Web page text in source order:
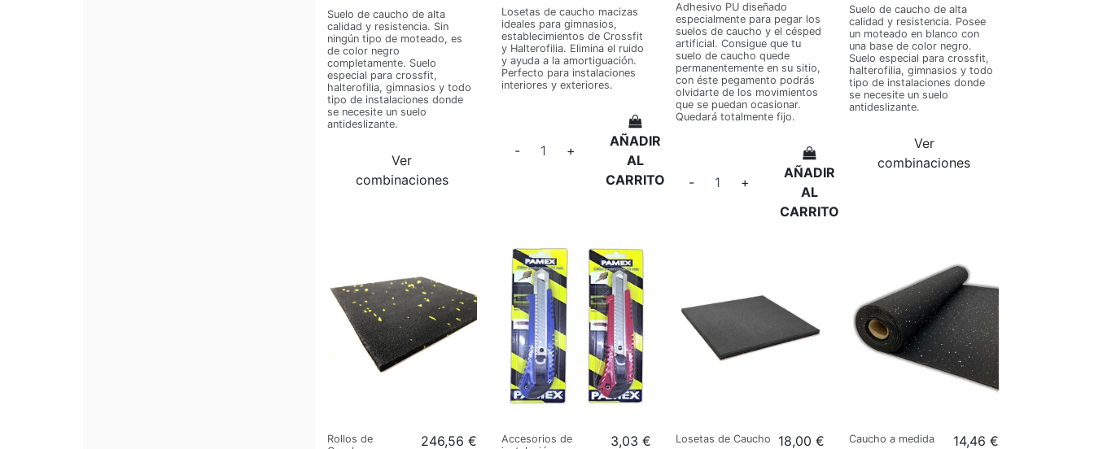
Suelo de caucho de alta
calidad y resistencia. Sin
ningún tipo de moteado, es
de color negro
completamente. Suelo
especial para crossfit,
halterofilia, gimnasios y todo
tipo de instalaciones donde
se necesite un suelo
antideslizante.
Ver
combinaciones
Losetas de caucho macizas
ideales para gimnasios,
establecimientos de Crossfit
y Halterofilia. Elimina el ruido
y ayuda a la amortiguación.
Perfecto para instalaciones
interiores y exteriores.
- +
AÑADIR
AL
CARRITO
Adhesivo PU diseñado
especialmente para pegar los
suelos de caucho y el césped
artificial. Consigue que tu
suelo de caucho quede
permanentemente en su sitio,
con éste pegamento podrás
olvidarte de los movimientos
que se puedan ocasionar.
Quedará totalmente fijo.
- +
AÑADIR
AL
CARRITO
Suelo de caucho de alta
calidad y resistencia. Posee
un moteado en blanco con
una base de color negro.
Suelo especial para crossfit,
halterofilia, gimnasios y todo
tipo de instalaciones donde
se necesite un suelo
antideslizante.
Ver
combinaciones
Rollos de
246,56 €
Accesorios de
3,03 € Losetas de Caucho 18,00 € Caucho a medida 14,46 €